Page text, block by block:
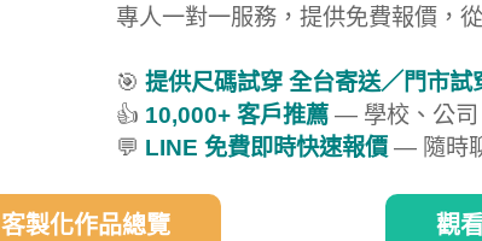
專人一對一服務，提供免費報價，
🎯 提供尺碼試穿 全台寄送／門市試
👍 10,000+ 客戶推薦 — 學校、公司
💬 LINE 免費即時快速報價 — 隨時
客製化作品總覽 觀